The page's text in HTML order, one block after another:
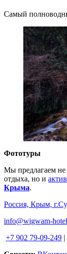
Самый
Фототуры
Мы предлагаем не
отдыха, но и
Крыма.
Россия, Крым,
info@wigwam-
+7 902 79-09-249